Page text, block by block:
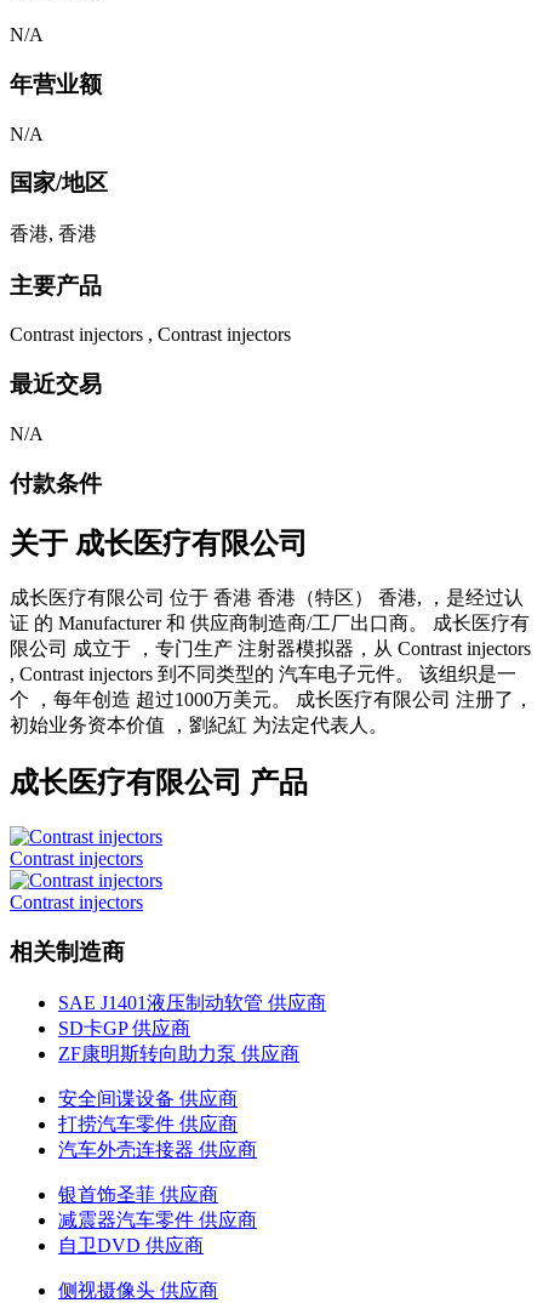
N/A
年营业额
N/A
国家/地区
香港, 香港
主要产品
Contrast injectors , Contrast injectors
最近交易
N/A
付款条件
关于 成长医疗有限公司
成长医疗有限公司 位于 香港 香港（特区） 香港, ，是经过认
证 的 Manufacturer 和 供应商制造商/工厂出口商。 成长医疗有
限公司 成立于 ，专门生产 注射器模拟器，从 Contrast injectors
, Contrast injectors 到不同类型的 汽车电子元件。 该组织是一
个 ，每年创造 超过1000万美元。 成长医疗有限公司 注册了，
初始业务资本价值 ，劉紀紅 为法定代表人。
成长医疗有限公司 产品
Contrast injectors
Contrast injectors
相关制造商
SAE J1401液压制动软管 供应商
SD卡GP 供应商
ZF康明斯转向助力泵 供应商
安全间谍设备 供应商
打捞汽车零件 供应商
汽车外壳连接器 供应商
银首饰圣菲 供应商
减震器汽车零件 供应商
自卫DVD 供应商
侧视摄像头 供应商